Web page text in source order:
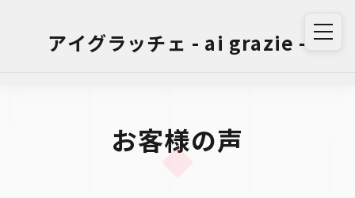
アイグラッチェ - ai grazie -
お客様の声